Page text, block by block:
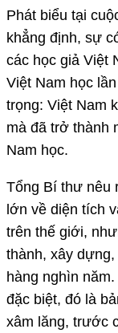
Phát biểu tại
khẳng định, sự
các học giả Việt
Việt Nam học
trọng: Việt Nam
mà đã trở thành
Nam học.
Tổng Bí thư nêu
lớn về diện tích
trên thế giới,
thành, xây
hàng nghìn
đặc biệt, đó là
xâm lăng, trước